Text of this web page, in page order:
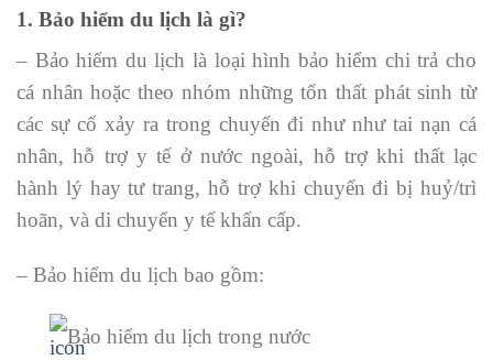
1. Bảo hiểm du lịch là gì?
– Bảo hiểm du lịch là loại hình bảo hiểm chi trả cho
cá nhân hoặc theo nhóm những tổn thất phát sinh từ
các sự cố xảy ra trong chuyến đi như như tai nạn cá
nhân, hỗ trợ y tế ở nước ngoài, hỗ trợ khi thất lạc
hành lý hay tư trang, hỗ trợ khi chuyến đi bị huỷ/trì
hoãn, và di chuyển y tế khẩn cấp.
– Bảo hiểm du lịch bao gồm:
Bảo hiểm du lịch trong nước